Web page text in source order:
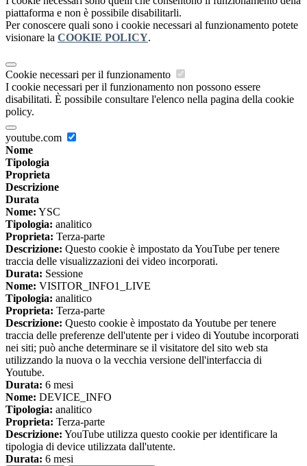
piattaforma e non è possibile disabilitarli.
Per conoscere quali sono i cookie necessari al funzionamento potete
visionare la COOKIE POLICY.
Cookie necessari per il funzionamento
I cookie necessari per il funzionamento non possono essere
disabilitati. È possibile consultare l'elenco nella pagina della cookie
policy.
youtube.com
Nome
Tipologia
Proprieta
Descrizione
Durata
Nome: YSC
Tipologia: analitico
Proprieta: Terza-parte
Descrizione: Questo cookie è impostato da YouTube per tenere
traccia delle visualizzazioni dei video incorporati.
Durata: Sessione
Nome: VISITOR_INFO1_LIVE
Tipologia: analitico
Proprieta: Terza-parte
Descrizione: Questo cookie è impostato da Youtube per tenere
traccia delle preferenze dell'utente per i video di Youtube incorporati
nei siti; può anche determinare se il visitatore del sito web sta
utilizzando la nuova o la vecchia versione dell'interfaccia di
Youtube.
Durata: 6 mesi
Nome: DEVICE_INFO
Tipologia: analitico
Proprieta: Terza-parte
Descrizione: YouTube utilizza questo cookie per identificare la
tipologia di device utilizzata dall'utente.
Durata: 6 mesi